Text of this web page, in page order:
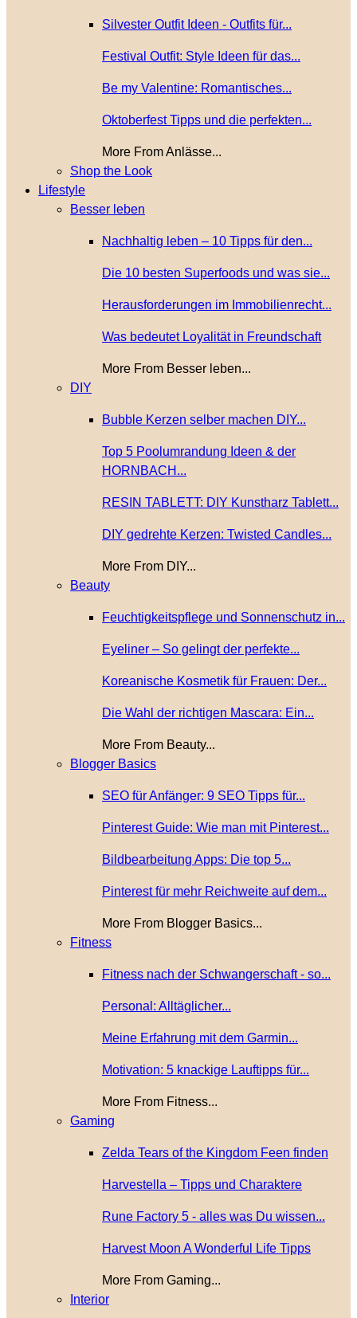
Silvester Outfit Ideen - Outfits für...
Festival Outfit: Style Ideen für das...
Be my Valentine: Romantisches...
Oktoberfest Tipps und die perfekten...
More From Anlässe...
Shop the Look
Lifestyle
Besser leben
Nachhaltig leben – 10 Tipps für den...
Die 10 besten Superfoods und was sie...
Herausforderungen im Immobilienrecht...
Was bedeutet Loyalität in Freundschaft
More From Besser leben...
DIY
Bubble Kerzen selber machen DIY...
Top 5 Poolumrandung Ideen & der
HORNBACH...
RESIN TABLETT: DIY Kunstharz Tablett...
DIY gedrehte Kerzen: Twisted Candles...
More From DIY...
Beauty
Feuchtigkeitspflege und Sonnenschutz in...
Eyeliner – So gelingt der perfekte...
Koreanische Kosmetik für Frauen: Der...
Die Wahl der richtigen Mascara: Ein...
More From Beauty...
Blogger Basics
SEO für Anfänger: 9 SEO Tipps für...
Pinterest Guide: Wie man mit Pinterest...
Bildbearbeitung Apps: Die top 5...
Pinterest für mehr Reichweite auf dem...
More From Blogger Basics...
Fitness
Fitness nach der Schwangerschaft - so...
Personal: Alltäglicher...
Meine Erfahrung mit dem Garmin...
Motivation: 5 knackige Lauftipps für...
More From Fitness...
Gaming
Zelda Tears of the Kingdom Feen finden
Harvestella – Tipps und Charaktere
Rune Factory 5 - alles was Du wissen...
Harvest Moon A Wonderful Life Tipps
More From Gaming...
Interior